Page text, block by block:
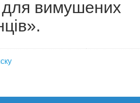
вимушених